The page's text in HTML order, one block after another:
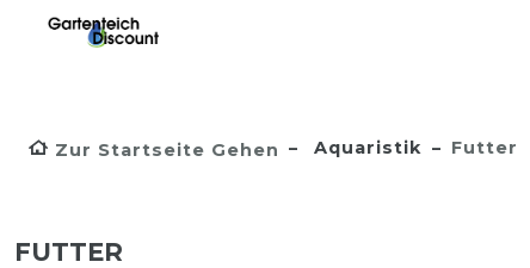
Zur Startseite Gehen Aquaristik Futter
FUTTER